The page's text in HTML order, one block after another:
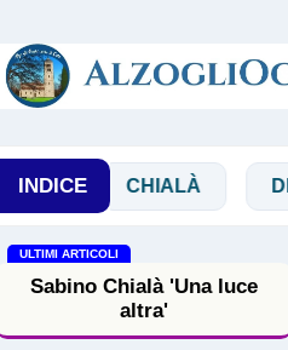
INDICE
CHIALÀ DE ZAN
ULTIMI ARTICOLI
Sabino Chialà 'Una luce
altra'